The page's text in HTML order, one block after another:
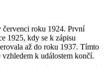
červenci roku 1924. První
1925, kdy se k zápisu
až do roku 1937. Tímto
k událostem končí.